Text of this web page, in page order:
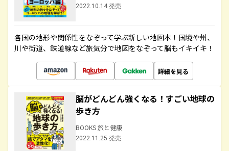
2022.10.14 発売
各国の地形や関係性をなぞって学ぶ新しい地図本！国境や州、
川や街道、鉄道線など旅気分で地図をなぞって脳もイキイキ！
詳細を見る
脳がどんどん強くなる！すごい地球の
歩き方
BOOKS 旅と健康
2022.11.25 発売